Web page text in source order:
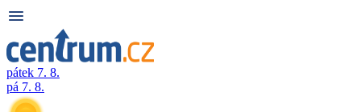
pátek 7. 8.
pá 7. 8.